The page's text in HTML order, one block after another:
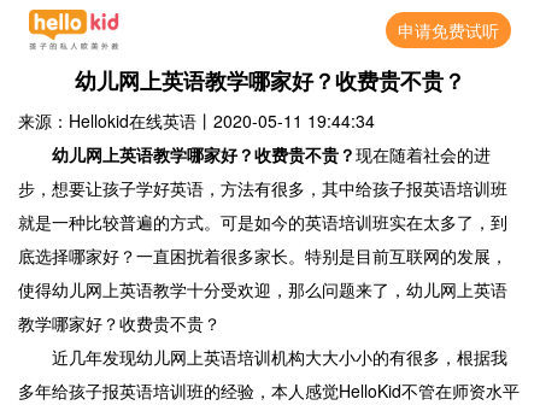
申请免费试听
幼儿网上英语教学哪家好？收费贵不贵？
来源：Hellokid在线英语 丨 2020-05-11 19:44:34
幼儿网上英语教学哪家好？收费贵不贵？现在随着社会的进
步，想要让孩子学好英语，方法有很多，其中给孩子报英语培训班
就是一种比较普遍的方式。可是如今的英语培训班实在太多了，到
底选择哪家好？一直困扰着很多家长。特别是目前互联网的发展，
使得幼儿网上英语教学十分受欢迎，那么问题来了，幼儿网上英语
教学哪家好？收费贵不贵？
近几年发现幼儿网上英语培训机构大大小小的有很多，根据我
多年给孩子报英语培训班的经验，本人感觉HelloKid不管在师资水平